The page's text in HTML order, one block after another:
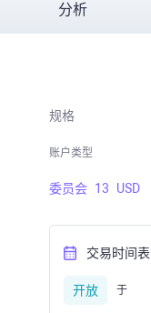
分析
规格
账户类型
委员会 13 USD
交易时间表
开放 于